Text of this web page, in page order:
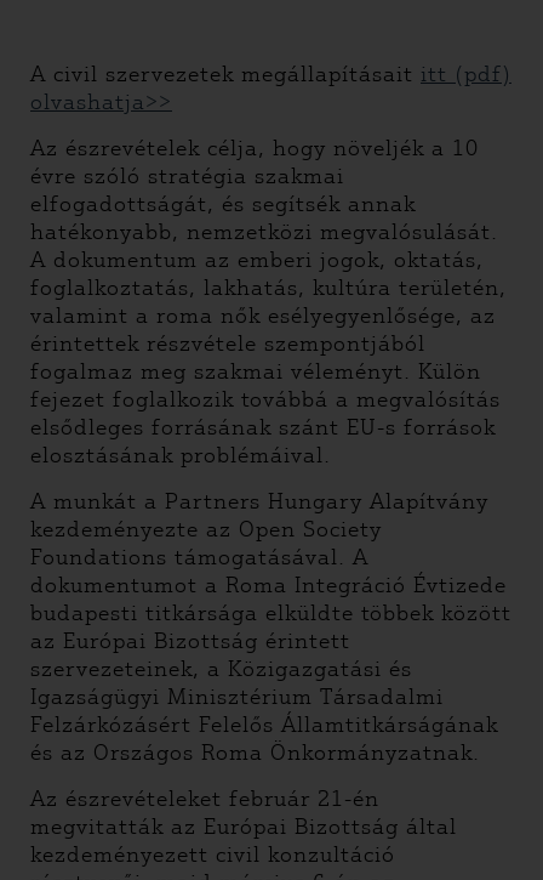
A civil szervezetek megállapításait itt (pdf)
olvashatja>>
Az észrevételek célja, hogy növeljék a 10
évre szóló stratégia szakmai
elfogadottságát, és segítsék annak
hatékonyabb, nemzetközi megvalósulását.
A dokumentum az emberi jogok, oktatás,
foglalkoztatás, lakhatás, kultúra területén,
valamint a roma nők esélyegyenlősége, az
érintettek részvétele szempontjából
fogalmaz meg szakmai véleményt. Külön
fejezet foglalkozik továbbá a megvalósítás
elsődleges forrásának szánt EU-s források
elosztásának problémáival.
A munkát a Partners Hungary Alapítvány
kezdeményezte az Open Society
Foundations támogatásával. A
dokumentumot a Roma Integráció Évtizede
budapesti titkársága elküldte többek között
az Európai Bizottság érintett
szervezeteinek, a Közigazgatási és
Igazságügyi Minisztérium Társadalmi
Felzárkózásért Felelős Államtitkárságának
és az Országos Roma Önkormányzatnak.
Az észrevételeket február 21-én
megvitatták az Európai Bizottság által
kezdeményezett civil konzultáció